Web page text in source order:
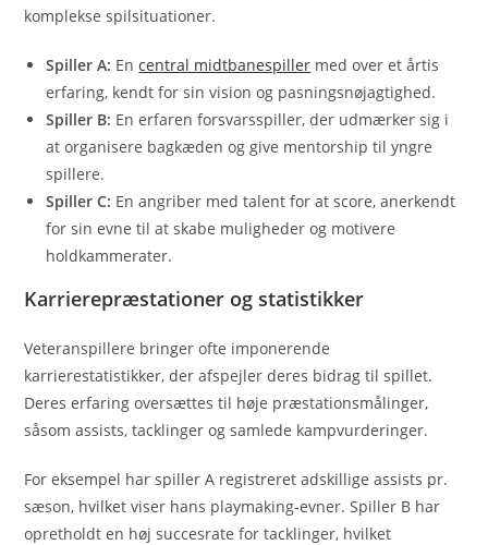
komplekse spilsituationer.
Spiller A: Encentral midtbanespiller med over et årtis
erfaring, kendt for sin vision og pasningsnøjagtighed.
Spiller B: En erfaren forsvarsspiller, der udmærker sig i
at organisere bagkæden og give mentorship til yngre
spillere.
Spiller C: En angriber med talent for at score, anerkendt
for sin evne til at skabe muligheder og motivere
holdkammerater.
Karrierepræstationer og statistikker
Veteranspillere bringer ofte imponerende
karrierestatistikker, der afspejler deres bidrag til spillet.
Deres erfaring oversættes til høje præstationsmålinger,
såsom assists, tacklinger og samlede kampvurderinger.
For eksempel har spiller A registreret adskillige assists pr.
sæson, hvilket viser hans playmaking-evner. Spiller B har
opretholdt en høj succesrate for tacklinger, hvilket